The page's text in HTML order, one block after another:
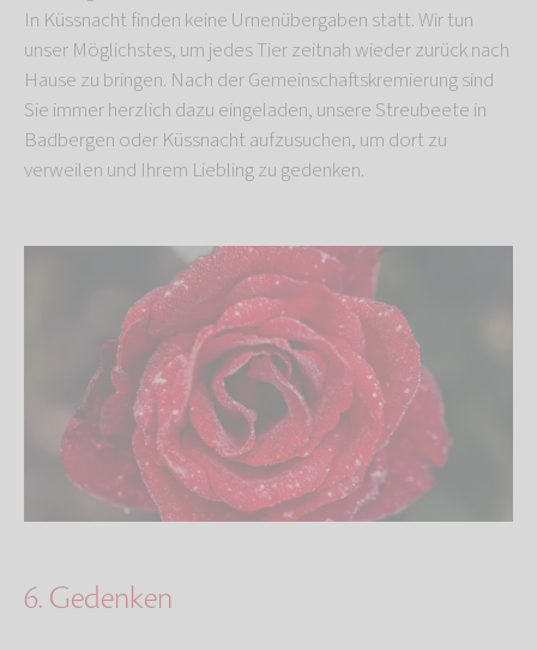
In Küssnacht finden keine Urnenübergaben statt. Wir tun
unser Möglichstes, um jedes Tier zeitnah wieder zurück nach
Hause zu bringen. Nach der Gemeinschaftskremierung sind
Sie immer herzlich dazu eingeladen, unsere Streubeete in
Badbergen oder Küssnacht aufzusuchen, um dort zu
verweilen und Ihrem Liebling zu gedenken.
6. Gedenken